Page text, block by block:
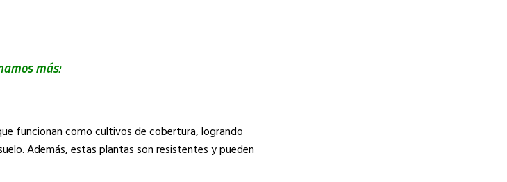
más:
funcionan como cultivos de cobertura, logrando
Además, estas plantas son resistentes y pueden